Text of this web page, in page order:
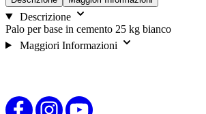
Descrizione
Palo per base in cemento 25 kg bianco
Maggiori Informazioni